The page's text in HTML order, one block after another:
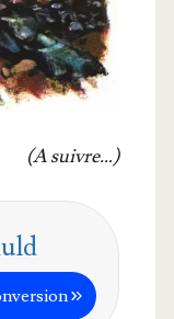
(A suivre…)